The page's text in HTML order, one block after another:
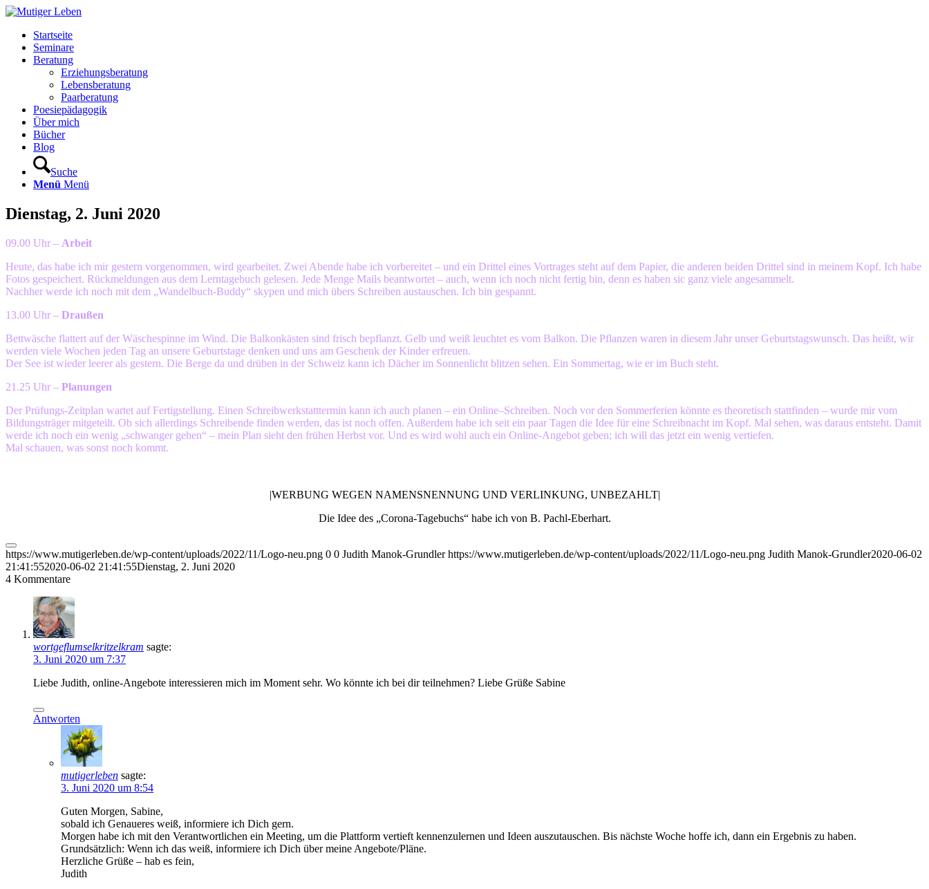
Startseite
Seminare
Beratung
Erziehungsberatung
Lebensberatung
Paarberatung
Poesiepädagogik
Über mich
Bücher
Blog
Suche
Menü Menü
Dienstag, 2. Juni 2020
09.00 Uhr – Arbeit
Heute, das habe ich mir gestern vorgenommen, wird gearbeitet. Zwei Abende habe ich vorbereitet – und ein Drittel eines Vortrages steht auf dem Papier, die anderen beiden Drittel sind in meinem Kopf. Ich habe
Fotos gespeichert. Rückmeldungen aus dem Lerntagebuch gelesen. Jede Menge Mails beantwortet – auch, wenn ich noch nicht fertig bin, denn es haben sic ganz viele angesammelt.
Nachher werde ich noch mit dem „Wandelbuch-Buddy“ skypen und mich übers Schreiben austauschen. Ich bin gespannt.
13.00 Uhr – Draußen
Bettwäsche flattert auf der Wäschespinne im Wind. Die Balkonkästen sind frisch bepflanzt. Gelb und weiß leuchtet es vom Balkon. Die Pflanzen waren in diesem Jahr unser Geburtstagswunsch. Das heißt, wir
werden viele Wochen jeden Tag an unsere Geburtstage denken und uns am Geschenk der Kinder erfreuen.
Der See ist wieder leerer als gestern. Die Berge da und drüben in der Schweiz kann ich Dächer im Sonnenlicht blitzen sehen. Ein Sommertag, wie er im Buch steht.
21.25 Uhr – Planungen
Der Prüfungs-Zeitplan wartet auf Fertigstellung. Einen Schreibwerkstatttermin kann ich auch planen – ein Online–Schreiben. Noch vor den Sommerferien könnte es theoretisch stattfinden – wurde mir vom
Bildungsträger mitgeteilt. Ob sich allerdings Schreibende finden werden, das ist noch offen. Außerdem habe ich seit ein paar Tagen die Idee für eine Schreibnacht im Kopf. Mal sehen, was daraus entsteht. Damit
werde ich noch ein wenig „schwanger gehen“ – mein Plan sieht den frühen Herbst vor. Und es wird wohl auch ein Online-Angebot geben; ich will das jetzt ein wenig vertiefen.
Mal schauen, was sonst noch kommt.
|WERBUNG WEGEN NAMENSNENNUNG UND VERLINKUNG, UNBEZAHLT|
Die Idee des „Corona-Tagebuchs“ habe ich von B. Pachl-Eberhart.
https://www.mutigerleben.de/wp-content/uploads/2022/11/Logo-neu.png 0 0 Judith Manok-Grundler https://www.mutigerleben.de/wp-content/uploads/2022/11/Logo-neu.png Judith Manok-Grundler2020-06-02
21:41:552020-06-02 21:41:55Dienstag, 2. Juni 2020
4 Kommentare
wortgeflumselkritzelkram sagte:
3. Juni 2020 um 7:37
Liebe Judith, online-Angebote interessieren mich im Moment sehr. Wo könnte ich bei dir teilnehmen? Liebe Grüße Sabine
Antworten
mutigerleben sagte:
3. Juni 2020 um 8:54
Guten Morgen, Sabine,
sobald ich Genaueres weiß, informiere ich Dich gern.
Morgen habe ich mit den Verantwortlichen ein Meeting, um die Plattform vertieft kennenzulernen und Ideen auszutauschen. Bis nächste Woche hoffe ich, dann ein Ergebnis zu haben.
Grundsätzlich: Wenn ich das weiß, informiere ich Dich über meine Angebote/Pläne.
Herzliche Grüße – hab es fein,
Judith